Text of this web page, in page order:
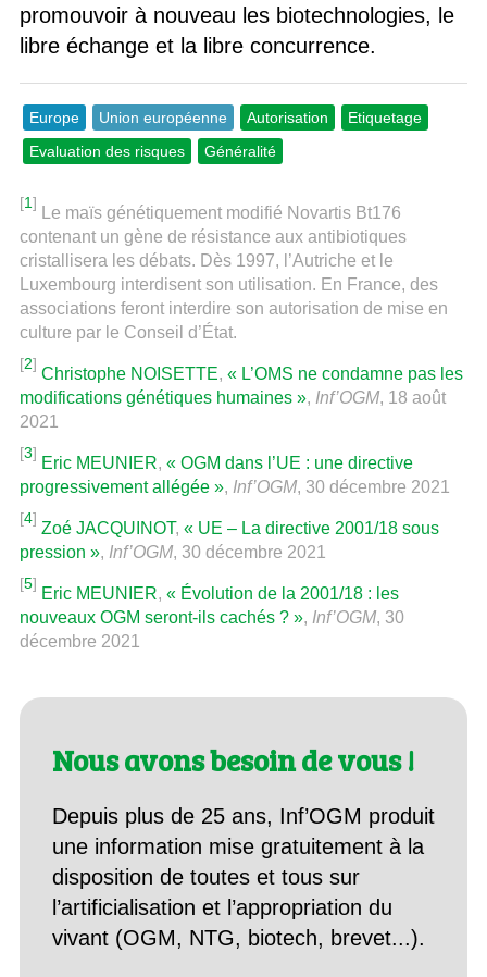
promouvoir à nouveau les biotechnologies, le
libre échange et la libre concurrence.
Europe Union européenne Autorisation
Etiquetage
Evaluation des risques
Généralité
[1]
Le maïs génétiquement modifié Novartis Bt176
contenant un gène de résistance aux antibiotiques
cristallisera les débats. Dès 1997, l’Autriche et le
Luxembourg interdisent son utilisation. En France, des
associations feront interdire son autorisation de mise en
culture par le Conseil d’État.
[2]
Christophe NOISETTE, « L’OMS ne condamne pas les
modifications génétiques humaines », Inf’OGM, 18 août
2021
[3]
Eric MEUNIER, « OGM dans l’UE : une directive
progressivement allégée », Inf’OGM, 30 décembre 2021
[4]
Zoé JACQUINOT, « UE – La directive 2001/18 sous
pression », Inf’OGM, 30 décembre 2021
[5]
Eric MEUNIER, « Évolution de la 2001/18 : les
nouveaux OGM seront-ils cachés ? », Inf’OGM, 30
décembre 2021
Nous avons besoin de vous !
Depuis plus de 25 ans, Inf’OGM produit
une information mise gratuitement à la
disposition de toutes et tous sur
l’artificialisation et l’appropriation du
vivant (OGM, NTG, biotech, brevet...).